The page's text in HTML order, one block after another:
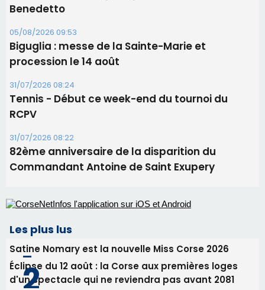
Benedetto
05/08/2026 09:53
Biguglia : messe de la Sainte-Marie et
procession le 14 août
31/07/2026 08:24
Tennis - Début ce week-end du tournoi du
RCPV
31/07/2026 08:22
82ème anniversaire de la disparition du
Commandant Antoine de Saint Exupery
Les plus lus
Satine Nomary est la nouvelle Miss Corse 2026
Éclipse du 12 août : la Corse aux premières loges
d'un spectacle qui ne reviendra pas avant 2081